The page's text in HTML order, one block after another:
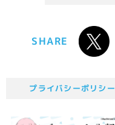
SHARE
プライバシーポリシー